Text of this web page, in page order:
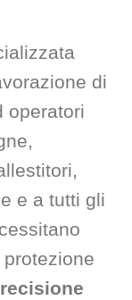
di
operatori
e a tutti gli